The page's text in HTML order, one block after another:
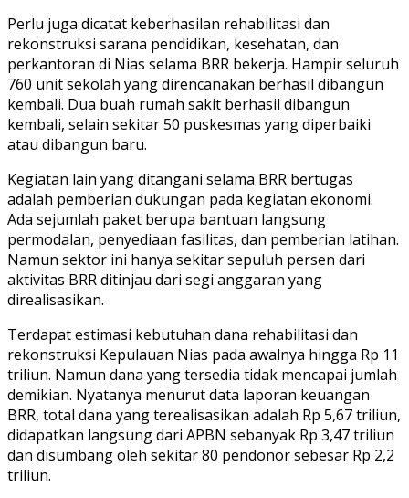
Perlu juga dicatat keberhasilan rehabilitasi dan
rekonstruksi sarana pendidikan, kesehatan, dan
perkantoran di Nias selama BRR bekerja. Hampir seluruh
760 unit sekolah yang direncanakan berhasil dibangun
kembali. Dua buah rumah sakit berhasil dibangun
kembali, selain sekitar 50 puskesmas yang diperbaiki
atau dibangun baru.
Kegiatan lain yang ditangani selama BRR bertugas
adalah pemberian dukungan pada kegiatan ekonomi.
Ada sejumlah paket berupa bantuan langsung
permodalan, penyediaan fasilitas, dan pemberian latihan.
Namun sektor ini hanya sekitar sepuluh persen dari
aktivitas BRR ditinjau dari segi anggaran yang
direalisasikan.
Terdapat estimasi kebutuhan dana rehabilitasi dan
rekonstruksi Kepulauan Nias pada awalnya hingga Rp 11
triliun. Namun dana yang tersedia tidak mencapai jumlah
demikian. Nyatanya menurut data laporan keuangan
BRR, total dana yang terealisasikan adalah Rp 5,67 triliun,
didapatkan langsung dari APBN sebanyak Rp 3,47 triliun
dan disumbang oleh sekitar 80 pendonor sebesar Rp 2,2
triliun.